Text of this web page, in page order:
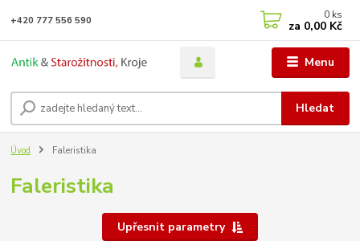
Menu
Hledat
+420 777 556 590 0 ks
za 0,00 Kč
Úvod Faleristika
Faleristika
Upřesnit parametry